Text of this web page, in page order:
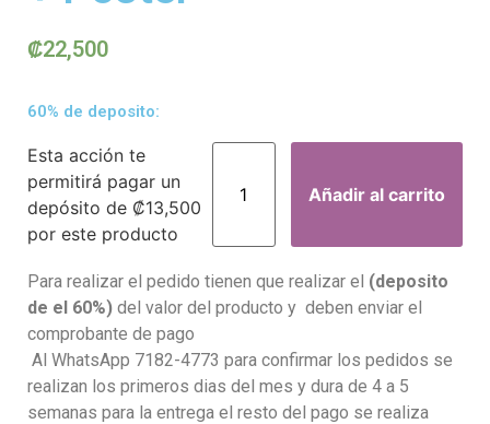
₡22,500
60% de deposito:
Esta acción te
permitirá pagar un
depósito de ₡13,500
por este producto
Añadir al carrito
Para realizar el pedido tienen que realizar el (deposito
de el 60%) del valor del producto y deben enviar el
comprobante de pago
Al WhatsApp 7182-4773 para confirmar los pedidos se
realizan los primeros dias del mes y dura de 4 a 5
semanas para la entrega el resto del pago se realiza